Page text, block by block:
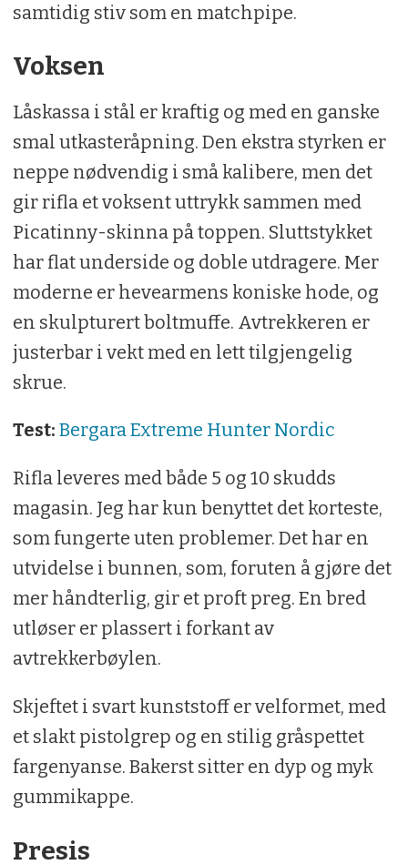
samtidig stiv som en matchpipe.
Voksen
Låskassa i stål er kraftig og med en ganske
smal utkasteråpning. Den ekstra styrken er
neppe nødvendig i små kalibere, men det
gir rifla et voksent uttrykk sammen med
Picatinny-skinna på toppen. Sluttstykket
har flat underside og doble utdragere. Mer
moderne er hevearmens koniske hode, og
en skulpturert boltmuffe. Avtrekkeren er
justerbar i vekt med en lett tilgjengelig
skrue.
Test: Bergara Extreme Hunter Nordic
Rifla leveres med både 5 og 10 skudds
magasin. Jeg har kun benyttet det korteste,
som fungerte uten problemer. Det har en
utvidelse i bunnen, som, foruten å gjøre det
mer håndterlig, gir et proft preg. En bred
utløser er plassert i forkant av
avtrekkerbøylen.
Skjeftet i svart kunststoff er velformet, med
et slakt pistolgrep og en stilig gråspettet
fargenyanse. Bakerst sitter en dyp og myk
gummikappe.
Presis